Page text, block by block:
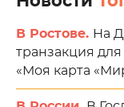
В Ростове. На
транзакция
«Моя карта